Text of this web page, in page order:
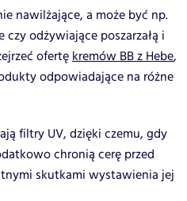
nawilżające, a może być np.
odżywiające poszarzałą i
ofertę kremów BB z Hebe,
odpowiadające na różne
filtry UV, dzięki czemu, gdy
chronią cerę przed
skutkami wystawienia jej